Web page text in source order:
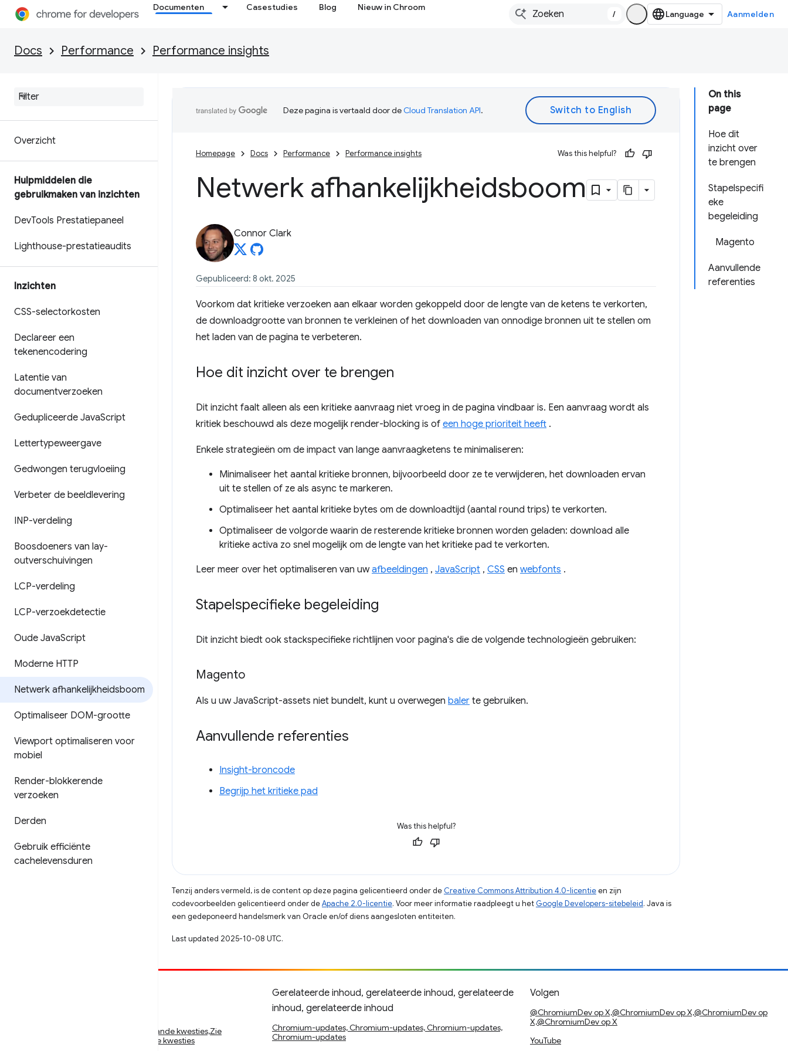
Documenten Casestudies Blog Nieuw in Chroom
/ Aanmelden
Docs Performance Performance insights
Overzicht
Hulpmiddelen die
gebruikmaken van inzichten
DevTools Prestatiepaneel
Lighthouse-prestatieaudits
Inzichten
CSS-selectorkosten
Declareer een
tekenencodering
Latentie van
documentverzoeken
Gedupliceerde JavaScript
Lettertypeweergave
Gedwongen terugvloeiing
Verbeter de beeldlevering
INP-verdeling
Boosdoeners van lay-
outverschuivingen
LCP-verdeling
LCP-verzoekdetectie
Oude JavaScript
Moderne HTTP
Netwerk afhankelijkheidsboom
Optimaliseer DOM-grootte
Viewport optimaliseren voor
mobiel
Render-blokkerende
verzoeken
Derden
Gebruik efficiënte
cachelevensduren
On this
page
Hoe dit
inzicht over
te brengen
Stapelspecifi
eke
begeleiding
Magento
Aanvullende
referenties
Deze pagina is vertaald door deCloud Translation API.
Homepage Docs Performance Performance insights Was this helpful?
Netwerk afhankelijkheidsboom
Connor Clark
Gepubliceerd: 8 okt. 2025
Voorkom dat kritieke verzoeken aan elkaar worden gekoppeld door de lengte van de ketens te verkorten,
de downloadgrootte van bronnen te verkleinen of het downloaden van onnodige bronnen uit te stellen om
het laden van de pagina te verbeteren.
Hoe dit inzicht over te brengen
Dit inzicht faalt alleen als een kritieke aanvraag niet vroeg in de pagina vindbaar is. Een aanvraag wordt als
kritiek beschouwd als deze mogelijk render-blocking is of een hoge prioriteit heeft .
Enkele strategieën om de impact van lange aanvraagketens te minimaliseren:
Minimaliseer het aantal kritieke bronnen, bijvoorbeeld door ze te verwijderen, het downloaden ervan
uit te stellen of ze als async te markeren.
Optimaliseer het aantal kritieke bytes om de downloadtijd (aantal round trips) te verkorten.
Optimaliseer de volgorde waarin de resterende kritieke bronnen worden geladen: download alle
kritieke activa zo snel mogelijk om de lengte van het kritieke pad te verkorten.
Leer meer over het optimaliseren van uwafbeeldingen , JavaScript , CSS en webfonts .
Stapelspecifieke begeleiding
Dit inzicht biedt ook stackspecifieke richtlijnen voor pagina's die de volgende technologieën gebruiken:
Magento
Als u uw JavaScript-assets niet bundelt, kunt u overwegen baler te gebruiken.
Aanvullende referenties
Insight-broncode
Begrijp het kritieke pad
Was this helpful?
Tenzij anders vermeld, is de content op deze pagina gelicentieerd onder de Creative Commons Attribution 4.0-licentieen zijn
codevoorbeelden gelicentieerd onder deApache 2.0-licentie. Voor meer informatie raadpleegt u het Google Developers-sitebeleid. Java is
een gedeponeerd handelsmerk van Oracle en/of diens aangesloten entiteiten.
Last updated 2025-10-08 UTC.
Zie openstaande kwesties,Zie openstaande kwesties,Zie
openstaande kwesties,Zie openstaande kwesties
Gerelateerde inhoud, gerelateerde inhoud, gerelateerde
inhoud, gerelateerde inhoud
Chromium-updates, Chromium-updates, Chromium-updates,
Chromium-updates
Volgen
@ChromiumDev op X,@ChromiumDev op X,@ChromiumDev op
X,@ChromiumDev op X
YouTube